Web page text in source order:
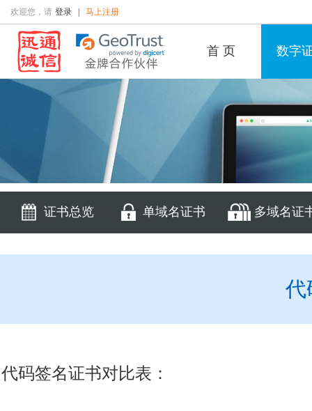
欢迎您，请 登录 马上注册
首 页 数字
证书总览 单域名证书 多域名证
代
代码签名证书对比表：